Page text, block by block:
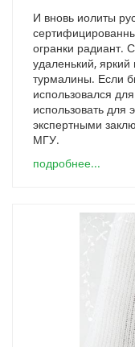
И вновь иолиты
огранки радиант.
удаленький,
турмалины. Если
использовался
использовать для
экспертными
МГУ.
подробнее...